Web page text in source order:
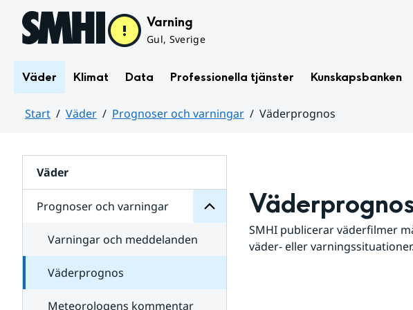
Hoppa till sidans innehåll Varning
Gul, Sverige
Väder Klimat Data Professionella tjänster Kunskapsbanken
Start Väder Prognoser och varningar
Väderprognos
Väder
Prognoser och varningar
för
varningar
Varningar och meddelanden
Väderprognos
Meteorologens kommentar
SMHI publicerar väderfilmer
väder- eller varningssituationer.